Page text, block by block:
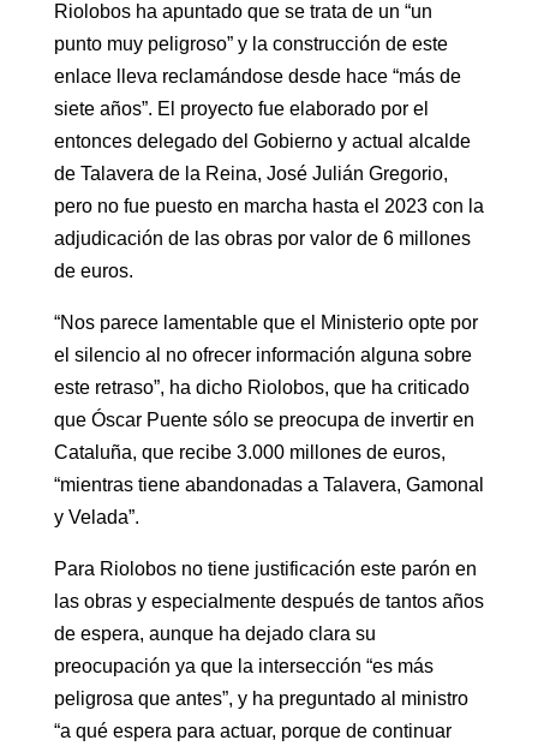
Riolobos ha apuntado que se trata de un “un
punto muy peligroso” y la construcción de este
enlace lleva reclamándose desde hace “más de
siete años”. El proyecto fue elaborado por el
entonces delegado del Gobierno y actual alcalde
de Talavera de la Reina, José Julián Gregorio,
pero no fue puesto en marcha hasta el 2023 con la
adjudicación de las obras por valor de 6 millones
de euros.
“Nos parece lamentable que el Ministerio opte por
el silencio al no ofrecer información alguna sobre
este retraso”, ha dicho Riolobos, que ha criticado
que Óscar Puente sólo se preocupa de invertir en
Cataluña, que recibe 3.000 millones de euros,
“mientras tiene abandonadas a Talavera, Gamonal
y Velada”.
Para Riolobos no tiene justificación este parón en
las obras y especialmente después de tantos años
de espera, aunque ha dejado clara su
preocupación ya que la intersección “es más
peligrosa que antes”, y ha preguntado al ministro
“a qué espera para actuar, porque de continuar